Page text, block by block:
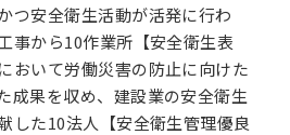
つ安全衛生活動が活発に行わ
事から10作業所【安全衛生表
おいて労働災害の防止に向けた
成果を収め、建設業の安全衛生
した10法人【安全衛生管理優良